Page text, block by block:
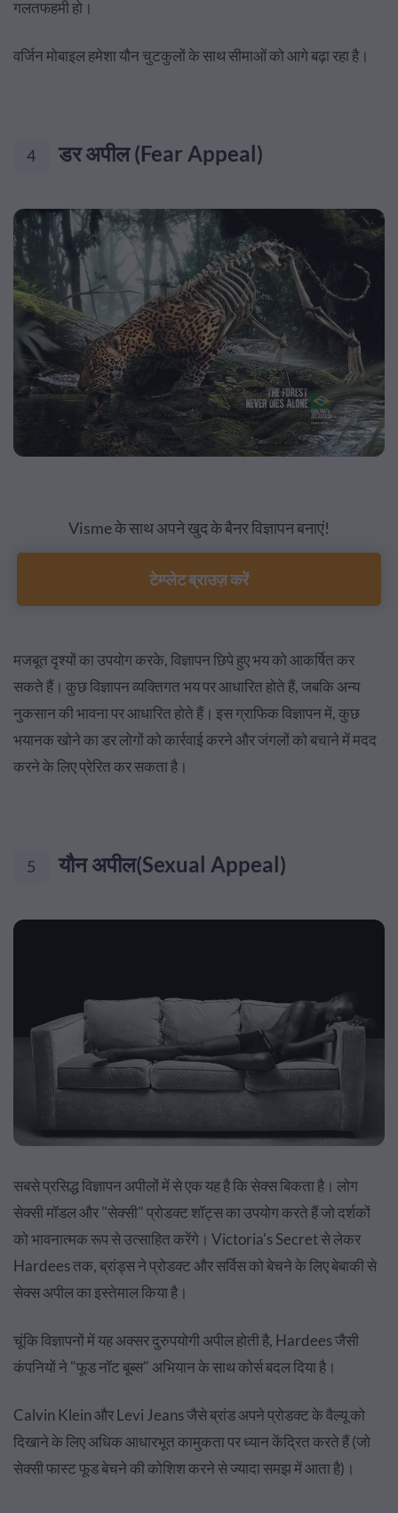
गलतफहमी हो।
वर्जिन मोबाइल हमेशा यौन चुटकुलों के साथ सीमाओं को आगे बढ़ा रहा है।
4 डर अपील (Fear Appeal)
Visme के साथ अपने खुद के बैनर विज्ञापन बनाएं!
टेम्प्लेट ब्राउज़ करें
मजबूत दृश्यों का उपयोग करके, विज्ञापन छिपे हुए भय को आकर्षित कर
सकते हैं। कुछ विज्ञापन व्यक्तिगत भय पर आधारित होते हैं, जबकि अन्य
नुकसान की भावना पर आधारित होते हैं। इस ग्राफिक विज्ञापन में, कुछ
भयानक खोने का डर लोगों को कार्रवाई करने और जंगलों को बचाने में मदद
करने के लिए प्रेरित कर सकता है।
5 यौन अपील(Sexual Appeal)
सबसे प्रसिद्ध विज्ञापन अपीलों में से एक यह है कि सेक्स बिकता है। लोग
सेक्सी मॉडल और "सेक्सी" प्रोडक्ट शॉट्स का उपयोग करते हैं जो दर्शकों
को भावनात्मक रूप से उत्साहित करेंगे। Victoria's Secret से लेकर
Hardees तक, ब्रांड्स ने प्रोडक्ट और सर्विस को बेचने के लिए बेबाकी से
सेक्स अपील का इस्तेमाल किया है।
चूंकि विज्ञापनों में यह अक्सर दुरुपयोगी अपील होती है, Hardees जैसी
कंपनियों ने "फूड नॉट बूब्स" अभियान के साथ कोर्स बदल दिया है।
Calvin Klein और Levi Jeans जैसे ब्रांड अपने प्रोडक्ट के वैल्यू को
दिखाने के लिए अधिक आधारभूत कामुकता पर ध्यान केंद्रित करते हैं (जो
सेक्सी फास्ट फूड बेचने की कोशिश करने से ज्यादा समझ में आता है)।